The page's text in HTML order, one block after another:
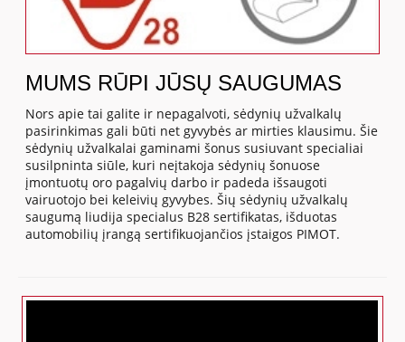
MUMS RŪPI JŪSŲ SAUGUMAS
Nors apie tai galite ir nepagalvoti, sėdynių užvalkalų
pasirinkimas gali būti net gyvybės ar mirties klausimu. Šie
sėdynių užvalkalai gaminami šonus susiuvant specialiai
susilpninta siūle, kuri neįtakoja sėdynių šonuose
įmontuotų oro pagalvių darbo ir padeda išsaugoti
vairuotojo bei keleivių gyvybes. Šių sėdynių užvalkalų
saugumą liudija specialus B28 sertifikatas, išduotas
automobilių įrangą sertifikuojančios įstaigos PIMOT.